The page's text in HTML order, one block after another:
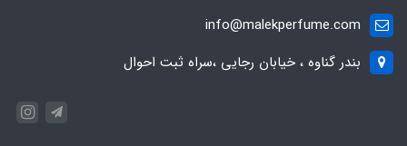
info@malekperfume.com
بندر گناوه ، خیابان رجایی ،سراه ثبت احوال